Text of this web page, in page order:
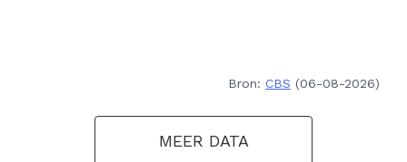
Bron: CBS (06-08-2026)
MEER DATA